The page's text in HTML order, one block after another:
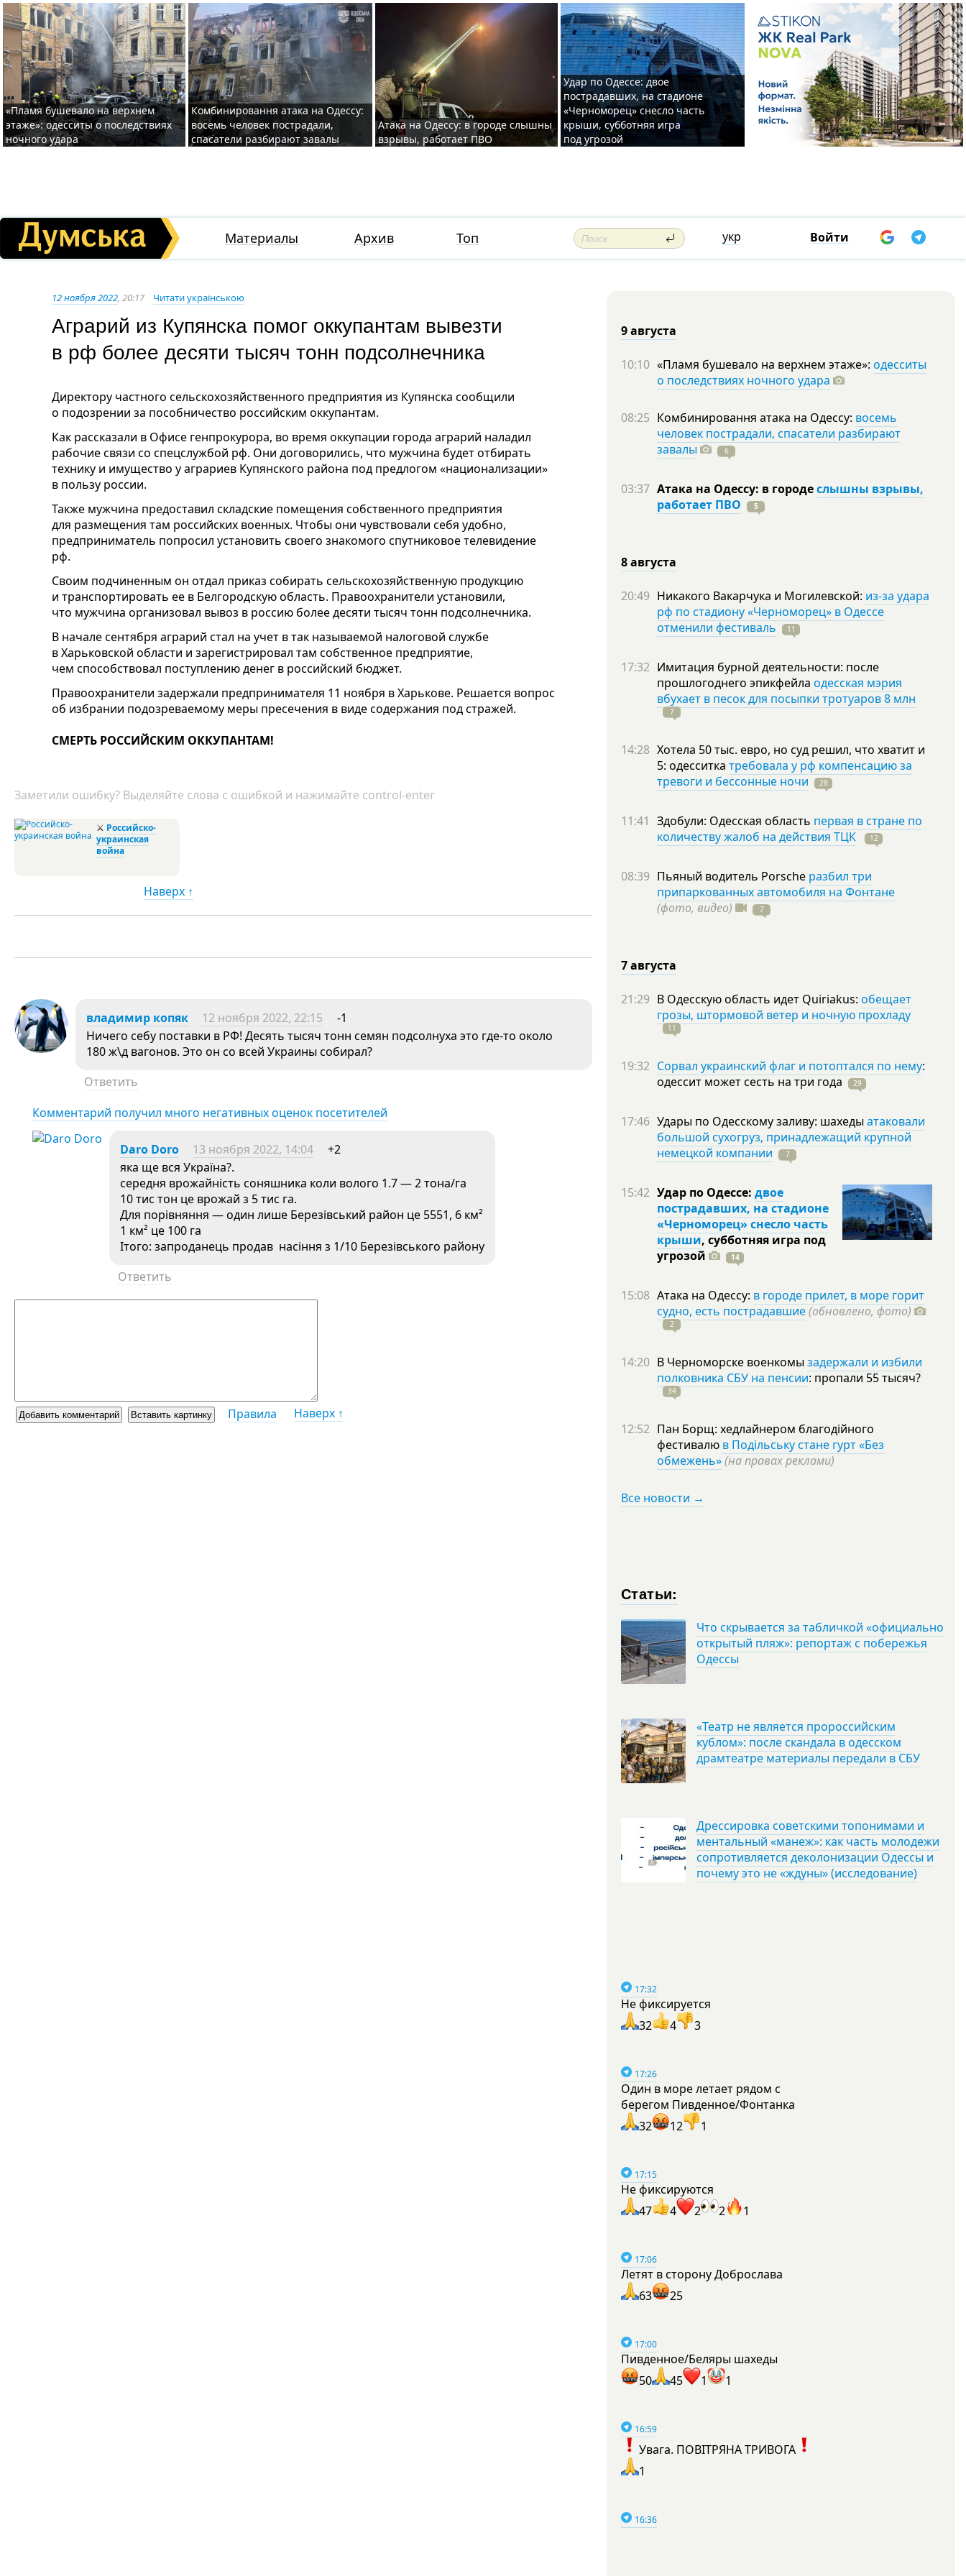
«Пламя бушевало на верхнем
этаже»: одесситы о последствиях
ночного удара
Комбинировання атака на Одессу:
восемь человек пострадали,
спасатели разбирают завалы
Атака на Одессу: в городе слышны
взрывы, работает ПВО
Удар по Одессе: двое
пострадавших, на стадионе
«Черноморец» снесло часть
крыши, субботняя игра
под угрозой
Материалы Архив Топ укр Войти
12 ноября 2022, 20:17 Читати українською
Аграрий из Купянска помог оккупантам вывезти
в рф более десяти тысяч тонн подсолнечника
Директору частного сельскохозяйственного предприятия из Купянска сообщили
о подозрении за пособничество российским оккупантам.
Как рассказали в Офисе генпрокурора, во время оккупации города аграрий наладил
рабочие связи со спецслужбой рф. Они договорились, что мужчина будет отбирать
технику и имущество у аграриев Купянского района под предлогом «национализации»
в пользу россии.
Также мужчина предоставил складские помещения собственного предприятия
для размещения там российских военных. Чтобы они чувствовали себя удобно,
предприниматель попросил установить своего знакомого спутниковое телевидение
рф.
Своим подчиненным он отдал приказ собирать сельскохозяйственную продукцию
и транспортировать ее в Белгородскую область. Правоохранители установили,
что мужчина организовал вывоз в россию более десяти тысяч тонн подсолнечника.
В начале сентября аграрий стал на учет в так называемой налоговой службе
в Харьковской области и зарегистрировал там собственное предприятие,
чем способствовал поступлению денег в российский бюджет.
Правоохранители задержали предпринимателя 11 ноября в Харькове. Решается вопрос
об избрании подозреваемому меры пресечения в виде содержания под стражей.
СМЕРТЬ РОССИЙСКИМ ОККУПАНТАМ!
Заметили ошибку? Выделяйте слова с ошибкой и нажимайте control-enter
⚔ Российско-
украинская
война
Наверх ↑
владимир копяк 12 ноября 2022, 22:15
-1
Ничего себу поставки в РФ! Десять тысяч тонн семян подсолнуха это где-то около
180 ж\д вагонов. Это он со всей Украины собирал?
Ответить
Комментарий получил много негативных оценок посетителей
Daro Doro 13 ноября 2022, 14:04
+2
яка ще вся Україна?.
середня врожайність соняшника коли волого 1.7 — 2 тона/га
10 тис тон це врожай з 5 тис га.
Для порівняння — один лише Березівський район це 5551, 6 км²
1 км² це 100 га
Ітого: запроданець продав насіння з 1/10 Березівського району
Ответить
Правила Наверх ↑
9 августа
10:10 «Пламя бушевало на верхнем этаже»: одесситы
о последствиях ночного удара
08:25 Комбинировання атака на Одессу: восемь
человек пострадали, спасатели разбирают
завалы
6
03:37 Атака на Одессу: в городеслышны взрывы,
работает ПВО
5
8 августа
20:49 Никакого Вакарчука и Могилевской: из-за удара
рф по стадиону «Черноморец» в Одессе
отменили фестиваль
11
17:32 Имитация бурной деятельности: после
прошлогоднего эпикфейла одесская мэрия
вбухает в песок для посыпки тротуаров 8 млн
7
14:28 Хотела 50 тыс. евро, но суд решил, что хватит и
5: одесситка требовала у рф компенсацию за
тревоги и бессонные ночи
28
11:41 Здобули: Одесская область первая в стране по
количеству жалоб на действия ТЦК
12
08:39 Пьяный водитель Porsche разбил три
припаркованных автомобиля на Фонтане
(фото, видео)
7
7 августа
21:29 В Одесскую область идет Quiriakus: обещает
грозы, штормовой ветер и ночную прохладу
11
19:32 Сорвал украинский флаг и потоптался по нему:
одессит может сесть на три года 29
17:46 Удары по Одесскому заливу: шахеды атаковали
большой сухогруз, принадлежащий крупной
немецкой компании
7
15:42 Удар по Одессе: двое
пострадавших, на стадионе
«Черноморец» снесло часть
крыши, субботняя игра под
угрозой
14
15:08 Атака на Одессу: в городе прилет, в море горит
судно, есть пострадавшие(обновлено, фото)
2
14:20 В Черноморске военкомы задержали и избили
полковника СБУ на пенсии: пропали 55тысяч?
34
12:52 Пан Борщ: хедлайнером благодійного
фестивалю в Подільську стане гурт «Без
обмежень»(на правах реклами)
Все новости →
Статьи:
Что скрывается за табличкой «официально
открытый пляж»: репортаж с побережья
Одессы
«Театр не является пророссийским
кублом»: после скандала в одесском
драмтеатре материалы передали в СБУ
Дрессировка советскими топонимами и
ментальный «манеж»: как часть молодежи
сопротивляется деколонизации Одессы и
почему это не «ждуны» (исследование)
17:32
Не фиксируется
32
4 3
17:26
Один в море летает рядом с
берегом Пивденное/Фонтанка
32
12 1
17:15
Не фиксируются
47
4 2 2 1
17:06
Летят в сторону Доброслава
63
25
17:00
Пивденное/Беляры шахеды
50
45 1 1
16:59
Увага. ПОВІТРЯНА ТРИВОГА
1
16:36